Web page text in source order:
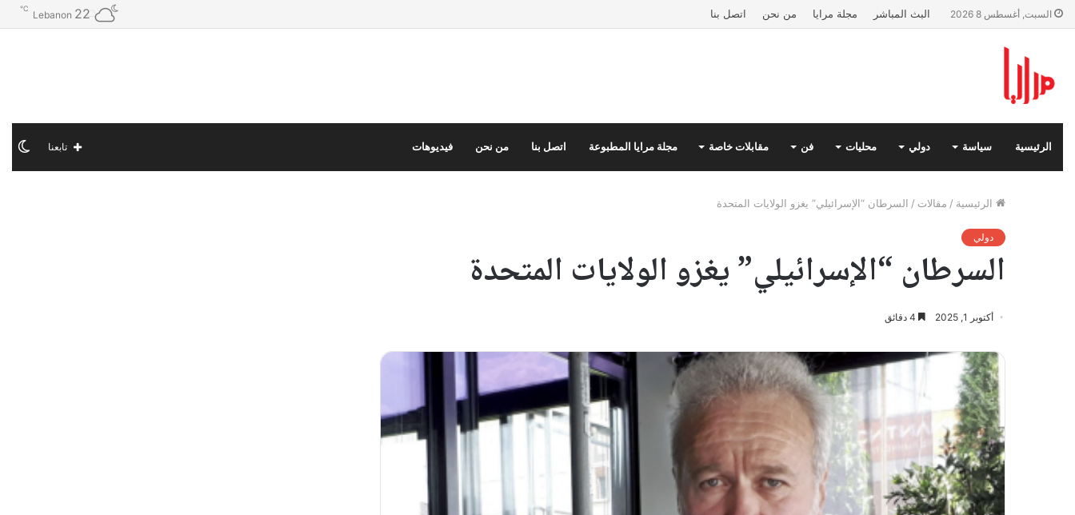
السبت, أغسطس 8 2026 البث المباشر مجلة مرايا من نحن اتصل بنا Lebanon 22
℃
الرئيسية سياسة دولي محليات فن مقابلات خاصة مجلة مرايا المطبوعة اتصل بنا من نحن فيديوهات تابعنا
الرئيسية / مقالات / السرطان “الإسرائيلي” يغزو الولايات المتحدة
دولي
السرطان “الإسرائيلي” يغزو الولايات المتحدة
أكتوبر 1, 2025